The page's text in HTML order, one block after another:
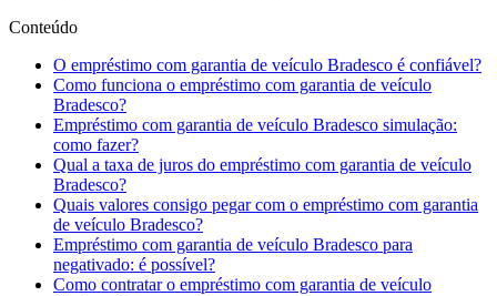
Conteúdo
O empréstimo com garantia de veículo Bradesco é confiável?
Como funciona o empréstimo com garantia de veículo
Bradesco?
Empréstimo com garantia de veículo Bradesco simulação:
como fazer?
Qual a taxa de juros do empréstimo com garantia de veículo
Bradesco?
Quais valores consigo pegar com o empréstimo com garantia
de veículo Bradesco?
Empréstimo com garantia de veículo Bradesco para
negativado: é possível?
Como contratar o empréstimo com garantia de veículo